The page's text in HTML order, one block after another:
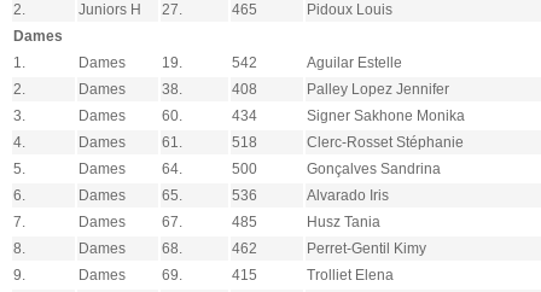
2.
Juniors H 27. 465
Pidoux Louis
Dames
1.
Dames 19. 542
Aguilar Estelle
2.
Dames 38. 408
Palley Lopez Jennifer
3.
Dames 60. 434
Signer Sakhone Monika
4.
Dames 61. 518
Clerc-Rosset Stéphanie
5.
Dames 64. 500
Gonçalves Sandrina
6.
Dames 65. 536
Alvarado Iris
7.
Dames 67. 485
Husz Tania
8.
Dames 68. 462
Perret-Gentil Kimy
9.
Dames 69. 415
Trolliet Elena